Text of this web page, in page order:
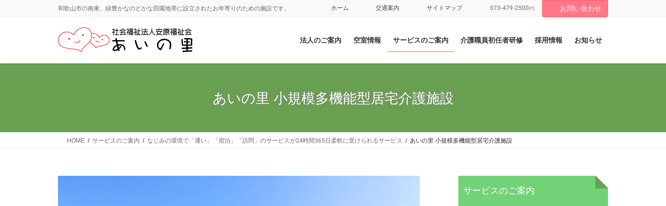
に
ョ
和歌山市の南東、緑豊かなのどかな田園地帯に設立されたお年寄りのための施設です。 ホーム 交通案内 サイトマップ 073-479-2500㈹ お問い合わせ
法人のご案内 空室情報 サービスのご案内 介護職員初任者研修 採用情報 お知らせ
あいの里 小規模多機能型居宅介護施設
HOME サービスのご案内 なじみの環境で「通い」「宿泊」「訪問」のサービスが24時間365日柔軟に受けられるサービス あいの里 小規模多機能型居宅介護施設
サービスのご案内